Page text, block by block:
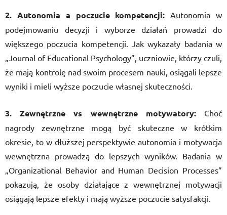
2. Autonomia a poczucie kompetencji: Autonomia w
podejmowaniu decyzji i wyborze działań prowadzi do
większego poczucia kompetencji. Jak wykazały badania w
„Journal of Educational Psychology”, uczniowie, którzy czuli,
że mają kontrolę nad swoim procesem nauki, osiągali lepsze
wyniki i mieli wyższe poczucie własnej skuteczności.
3. Zewnętrzne vs wewnętrzne motywatory:Choć
nagrody zewnętrzne mogą być skuteczne w krótkim
okresie, to w dłuższej perspektywie autonomia i motywacja
wewnętrzna prowadzą do lepszych wyników. Badania w
„Organizational Behavior and Human Decision Processes”
pokazują, że osoby działające z wewnętrznej motywacji
osiągają lepsze efekty i mają wyższe poczucie satysfakcji.